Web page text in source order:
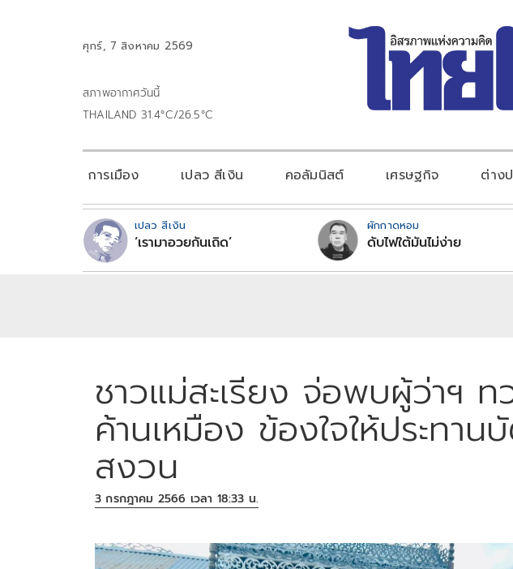
ศุกร์, 7 สิงหาคม 2569
สภาพอากาศวันนี้
THAILAND 31.4°C/26.5°C
การเมือง เปลว สีเงิน คอลัมนิสต์ เศรษฐกิจ ต่าง
เปลว สีเงิน
‘เรามาอวยกันเถิด’
ผักกาดหอม
ดับไฟใต้มันไม่ง่าย
ชาวแม่สะเรียง จ่อพบผู้ว่าฯ
ค้านเหมือง ข้องใจให้ประทาน
สงวน
3 กรกฎาคม 2566 เวลา 18:33 น.